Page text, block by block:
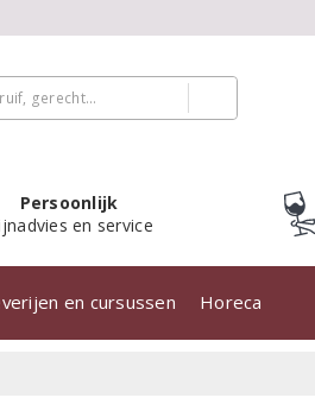
Persoonlijk
en service
en cursussen Horeca